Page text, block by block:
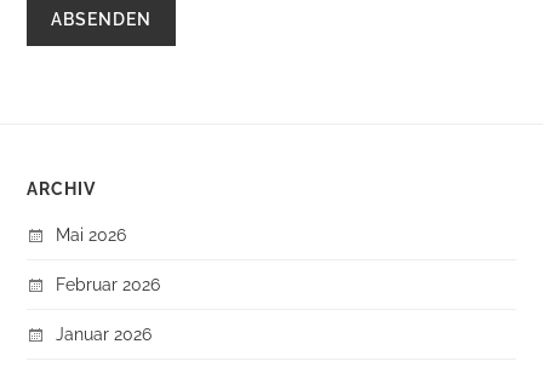
ARCHIV
Mai 2026
Februar 2026
Januar 2026